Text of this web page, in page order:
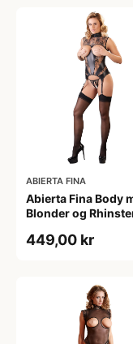
ABIERTA FINA
Abierta Fina Body
Blonder og
449,00 kr